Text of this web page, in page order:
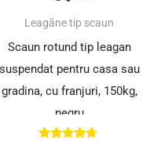
Leagăne tip scaun
Scaun rotund tip leagan
suspendat pentru casa sau
gradina, cu franjuri, 150kg,
negru